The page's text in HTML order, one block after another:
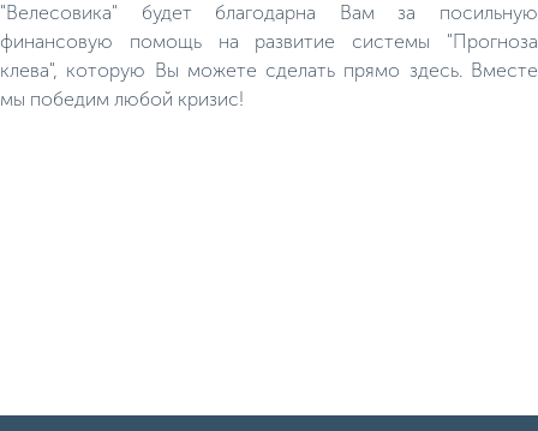
"Велесовика" будет благодарна Вам за посильную
финансовую помощь на развитие системы "Прогноза
клева", которую Вы можете сделать прямо здесь. Вместе
мы победим любой кризис!